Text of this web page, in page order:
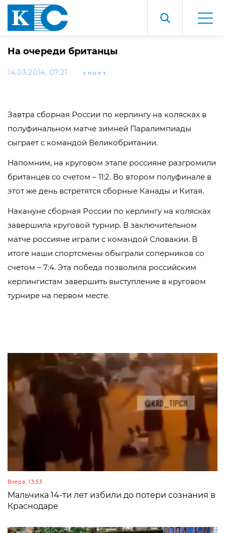
На очереди британцы
14.03.2014, 07:21 СПОРТ
Завтра сборная России по керлингу на колясках в
полуфинальном матче зимней Паралимпиады
сыграет с командой Великобритании.
Напомним, на круговом этапе россияне разгромили
британцев со счетом – 11:2. Во втором полуфинале в
этот же день встретятся сборные Канады и Китая.
Накануне сборная России по керлингу на колясках
завершила круговой турнир. В заключительном
матче россияне играли с командой Словакии. В
итоге наши спортсмены обыграли соперников со
счетом – 7:4. Эта победа позволила российским
керлингистам завершить выступление в круговом
турнире на первом месте.
Вчера, 13:53
Мальчика 14-ти лет избили до потери сознания в
Краснодаре